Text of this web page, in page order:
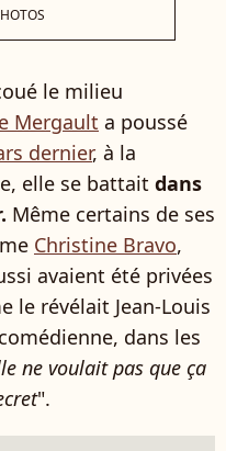
le milieu
Mergault a poussé
dernier, à la
elle se battait dans
Même certains de ses
Christine Bravo,
avaient été privées
le révélait Jean-Louis
dans les
ne voulait pas que ça
".